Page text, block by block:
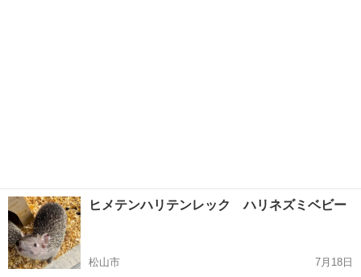
ヒメテンハリテンレック ハリネズミベビー
松山市
7月18日